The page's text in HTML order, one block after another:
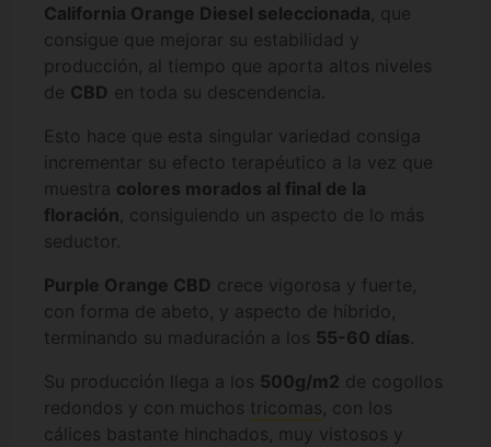
California Orange Diesel seleccionada , que
consigue que mejorar su estabilidad y
producción, al tiempo que aporta altos niveles
de CBD en toda su descendencia.
Esto hace que esta singular variedad consiga
incrementar su efecto terapéutico a la vez que
muestra colores morados al final de la
floración , consiguiendo un aspecto de lo más
seductor.
Purple Orange CBD crece vigorosa y fuerte,
con forma de abeto, y aspecto de híbrido,
terminando su maduración a los 55-60 días
Su producción llega a los 500g/m2 de cogollos
redondos y con muchos tricomas , con los
cálices bastante hinchados, muy vistosos y